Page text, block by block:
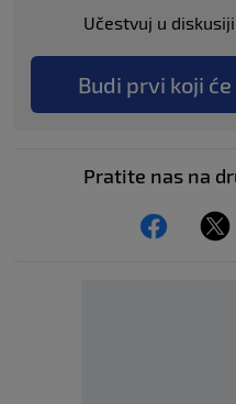
Učestvuj u
Budi prvi koji
Pratite nas na